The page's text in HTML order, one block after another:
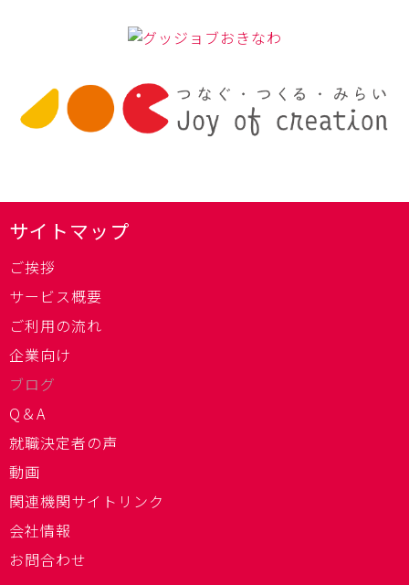
サイトマップ
ご挨拶
サービス概要
ご利用の流れ
企業向け
ブログ
Q＆A
就職決定者の声
動画
関連機関サイトリンク
会社情報
お問合わせ